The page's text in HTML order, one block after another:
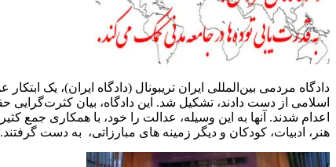
دادگاه مردمی بین‌المللی ایران تریبونال (دادگاه ایران)، یک
اسلامی از دست دادند، تشکیل شد. این دادگاه، بیان
اعدام شدند. آنها به این وسیله، عدالت را خود، با همکاری جمع
هنر، ادبیات، کودکان و دیگر زمینه های مبارزاتی، به دست گرفتند.